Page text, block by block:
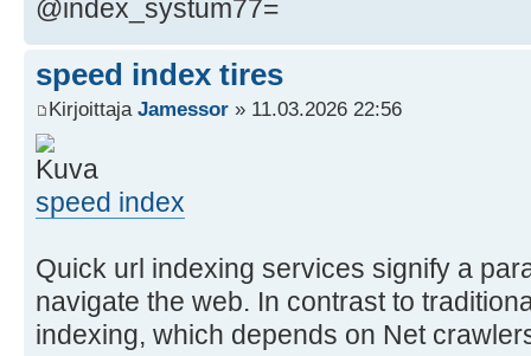
@index_systum77=
speed index tires
Kirjoittaja Jamessor » 11.03.2026 22:56
speed index
Quick url indexing services signify a
navigate the web. In contrast to
indexing, which depends on Net